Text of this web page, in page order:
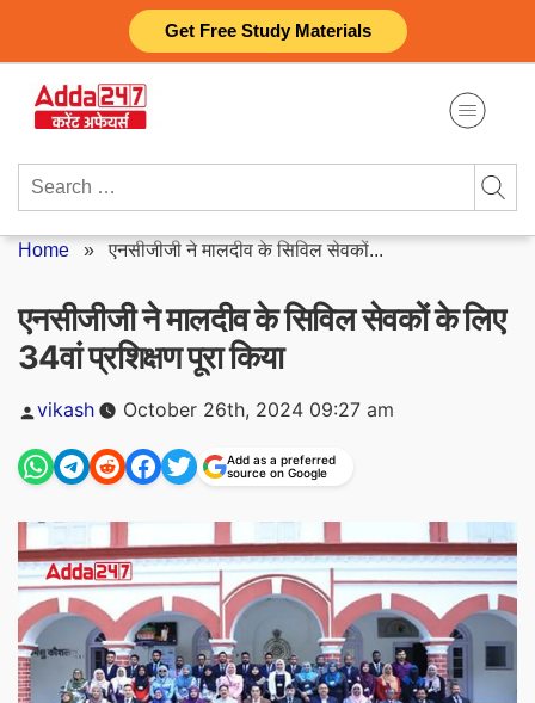
Get Free Study Materials
content
Search
Home »एनसीजीजी ने मालदीव के सिविल सेवकों...
एनसीजीजी ने मालदीव के सिविल सेवकों के लिए
34वां प्रशिक्षण पूरा किया
Posted
vikash October 26th, 2024 09:27 am
Add as a preferred
source on Google